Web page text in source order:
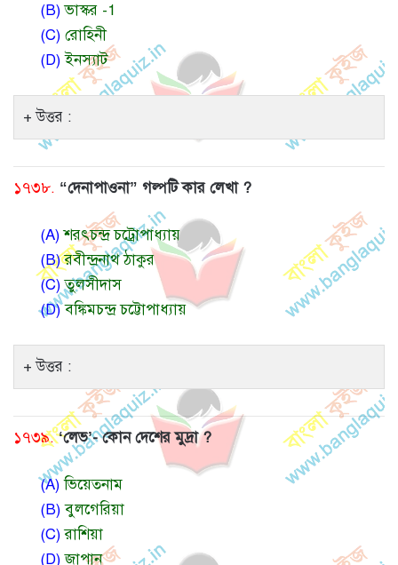
(B)ভাস্কর -1
(C) রোহিনী
(D)ইনস্যাট
উত্তর :
১৭৩৮. “দেনাপাওনা” গল্পটি কার লেখা ?
(A)শরৎচন্দ্র চট্রোপাধ্যায়
(B)রবীন্দ্রনাথ ঠাকুর
(C)তুলসীদাস
(D)বঙ্কিমচন্দ্র চট্টোপাধ্যায়
উত্তর :
১৭৩৯. ‘লেভ’- কোন দেশের মুদ্রা ?
(A)ভিয়েতনাম
(B)বুলগেরিয়া
(C)রাশিয়া
(D)জাপান